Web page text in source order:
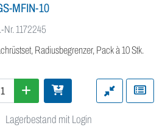
MFIN-10
Nr.1172245
Radiusbegrenzer, Pack à 10 Stk.
Lagerbestand mit Login